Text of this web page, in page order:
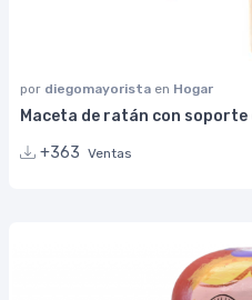
por diegomayorista en Hogar
Maceta de ratán con soporte
+363 Ventas